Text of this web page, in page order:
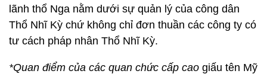
lãnh thổ Nga nằm dưới sự quản lý của công dân
Thổ Nhĩ Kỳ chứ không chỉ đơn thuần các công ty có
tư cách pháp nhân Thổ Nhĩ Kỳ.
*Quan điểm của các quan chức cấp cao giấu tên Mỹ